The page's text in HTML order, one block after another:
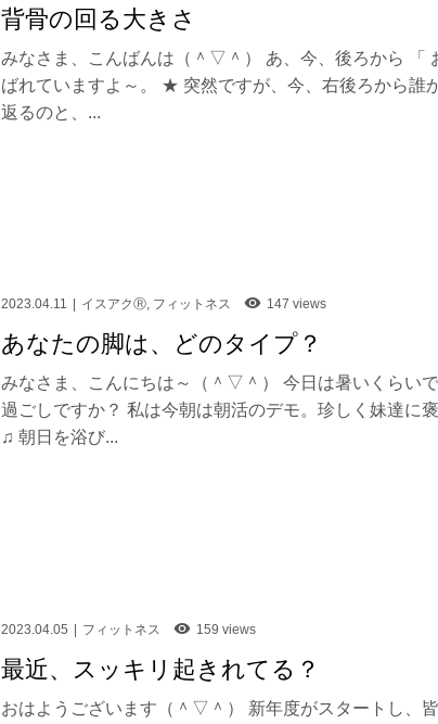
背骨の回る大きさ
みなさま、こんばんは（＾▽＾） あ、今、後ろから 「
ばれていますよ～。 ★ 突然ですが、今、右後ろから誰
返るのと、...
2023.04.11 イスアクⓇ, フィットネス 147 views
あなたの脚は、どのタイプ？
みなさま、こんにちは～（＾▽＾） 今日は暑いくらい
過ごしですか？ 私は今朝は朝活のデモ。珍しく妹達に
♫ 朝日を浴び...
2023.04.05 フィットネス 159 views
最近、スッキリ起きれてる？
おはようございます（＾▽＾） 新年度がスタートし、